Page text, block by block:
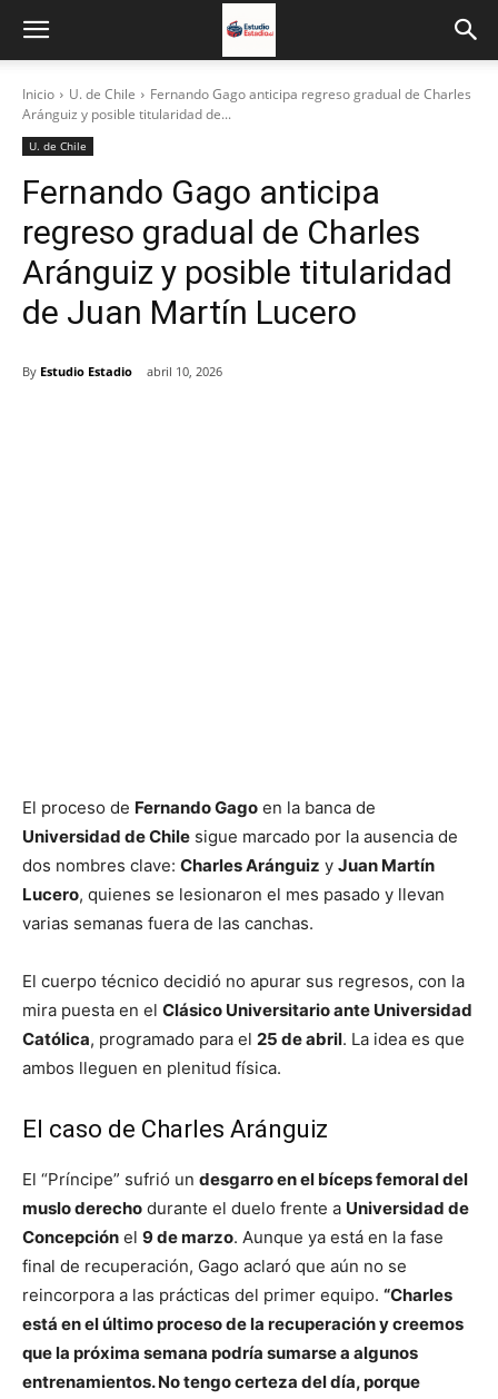
Inicio U. de Chile
Fernando Gago anticipa regreso gradual de Charles
Aránguiz y posible titularidad de...
U. de Chile
Fernando Gago anticipa
regreso gradual de Charles
Aránguiz y posible titularidad
de Juan Martín Lucero
By Estudio Estadio abril 10, 2026
El proceso de Fernando Gago en la banca de
Universidad de Chile sigue marcado por la ausencia de
dos nombres clave: Charles Aránguiz y Juan Martín
Lucero, quienes se lesionaron el mes pasado y llevan
varias semanas fuera de las canchas.
El cuerpo técnico decidió no apurar sus regresos, con la
mira puesta en el Clásico Universitario ante Universidad
Católica, programado para el 25 de abril. La idea es que
ambos lleguen en plenitud física.
El caso de Charles Aránguiz
El “Príncipe” sufrió un desgarro en el bíceps femoral del
muslo derecho durante el duelo frente a Universidad de
Concepción el 9 de marzo. Aunque ya está en la fase
final de recuperación, Gago aclaró que aún no se
reincorpora a las prácticas del primer equipo. “Charles
está en el último proceso de la recuperación y creemos
que la próxima semana podría sumarse a algunos
entrenamientos. No tengo certeza del día, porque